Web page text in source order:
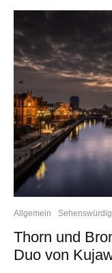
Allgemein
Thorn und
Duo von